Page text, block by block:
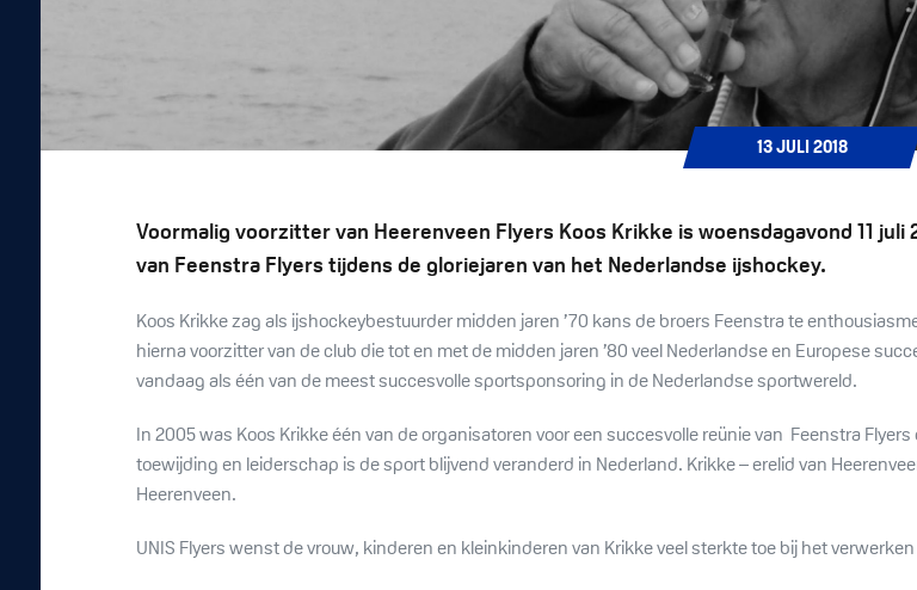
13 JULI 2018
Voormalig voorzitter van Heerenveen Flyers Koos Krikke is woensdagavond 11
van Feenstra Flyers tijdens de gloriejaren van het Nederlandse ijshockey.
Koos Krikke zag als ijshockeybestuurder midden jaren ’70 kans de broers Feenstra te
hierna voorzitter van de club die tot en met de midden jaren ’80 veel Nederlandse en Europese
vandaag als één van de meest succesvolle sportsponsoring in de Nederlandse sportwereld.
In 2005 was Koos Krikke één van de organisatoren voor een succesvolle reünie van Feenstra
toewijding en leiderschap is de sport blijvend veranderd in Nederland. Krikke – erelid van
Heerenveen.
UNIS Flyers wenst de vrouw, kinderen en kleinkinderen van Krikke veel sterkte toe bij het